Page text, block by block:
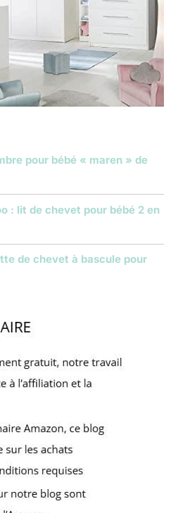
pour bébé « maren » de
: lit de chevet pour bébé 2 en
de chevet à bascule pour